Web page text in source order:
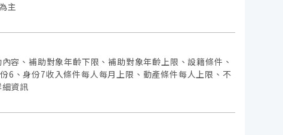
主
容、補助對象年齡下限、補助對象年齡上限、設籍條件、
6、身份7收入條件每人每月上限、動產條件每人上限、不
資訊